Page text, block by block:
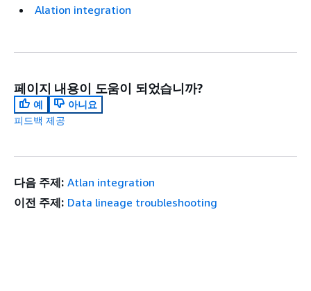
Alation integration
페이지 내용이 도움이 되었습니까?
예
아니요
피드백 제공
다음 주제: Atlan integration
이전 주제: Data lineage troubleshooting